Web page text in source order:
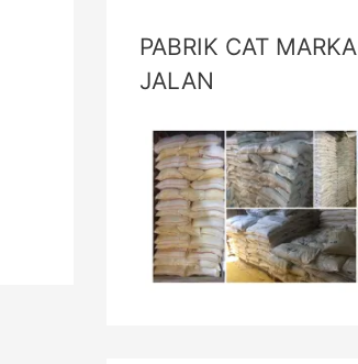
PABRIK CAT MARKA
JALAN